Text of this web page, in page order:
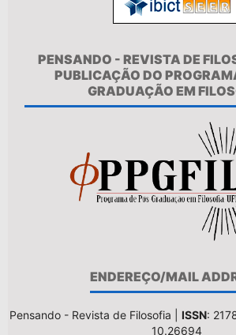
PENSANDO - REVISTA DE
PUBLICAÇÃO DO
GRADUAÇÃO EM
ENDEREÇO/MAIL
Pensando - Revista de Filosofia | ISSN:
10.26694